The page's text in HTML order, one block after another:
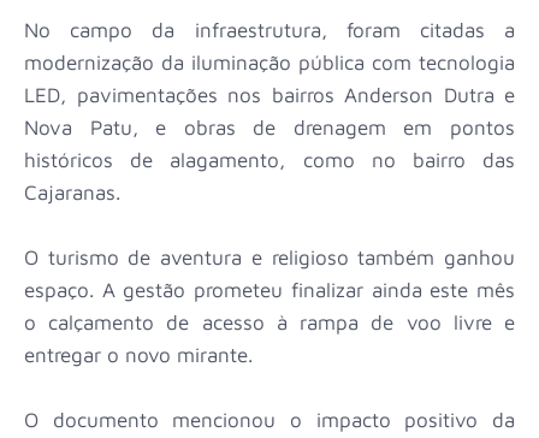
No campo da infraestrutura, foram citadas a
modernização da iluminação pública com tecnologia
LED, pavimentações nos bairros Anderson Dutra e
Nova Patu, e obras de drenagem em pontos
históricos de alagamento, como no bairro das
Cajaranas.
O turismo de aventura e religioso também ganhou
espaço. A gestão prometeu finalizar ainda este mês
o calçamento de acesso à rampa de voo livre e
entregar o novo mirante.
O documento mencionou o impacto positivo da